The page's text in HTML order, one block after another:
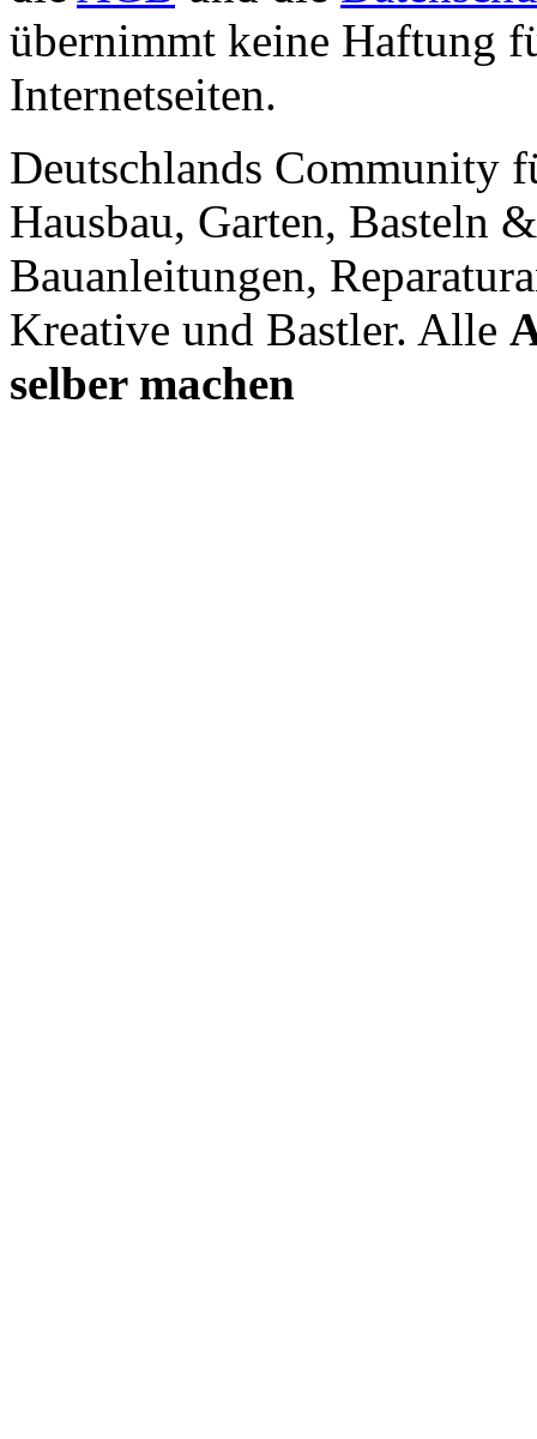
übernimmt keine Haftung
Internetseiten.
Deutschlands Community
Hausbau, Garten, Basteln
Bauanleitungen,
Kreative und Bastler. Alle
selber machen